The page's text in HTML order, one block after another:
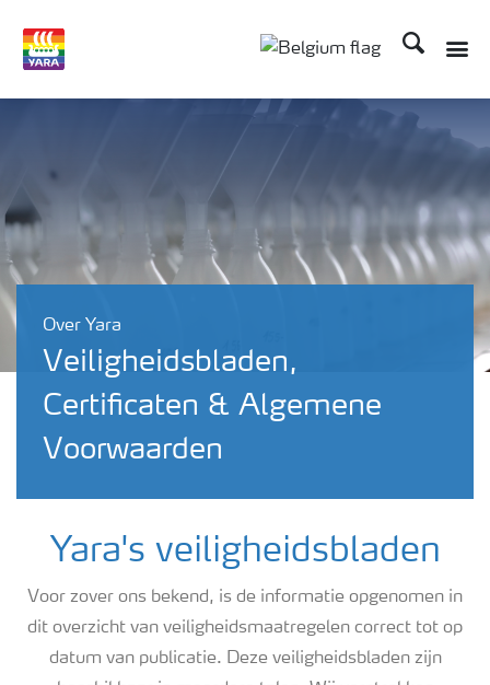
Zoek op
Over Yara
Veiligheidsbladen,
Certificaten & Algemene
Voorwaarden
Yara's veiligheidsbladen
Voor zover ons bekend, is de informatie opgenomen in
dit overzicht van veiligheidsmaatregelen correct tot op
datum van publicatie. Deze veiligheidsbladen zijn